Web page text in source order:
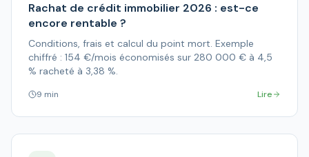
Rachat de crédit immobilier 2026 : est-ce
encore rentable ?
Conditions, frais et calcul du point mort. Exemple
chiffré : 154 €/mois économisés sur 280 000 € à 4,5
% racheté à 3,38 %.
9 min Lire